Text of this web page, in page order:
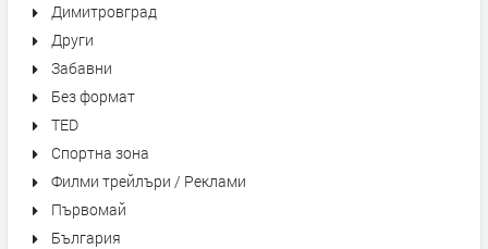
Димитровград
Други
Забавни
Без формат
TED
Спортна зона
Филми трейлъри / Реклами
Първомай
България